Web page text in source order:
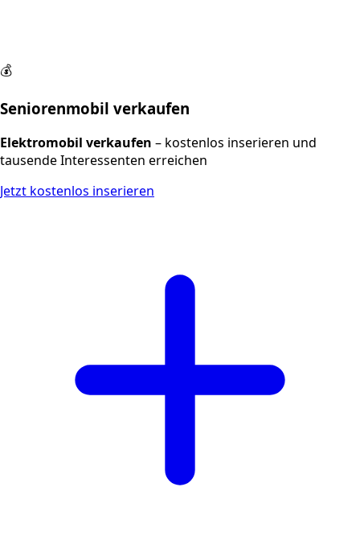
💰
Seniorenmobil verkaufen
Elektromobil verkaufen – kostenlos inserieren und
tausende Interessenten erreichen
Jetzt kostenlos inserieren